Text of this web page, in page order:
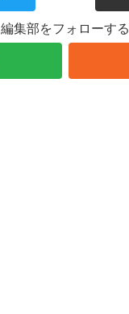
編集部をフォローする